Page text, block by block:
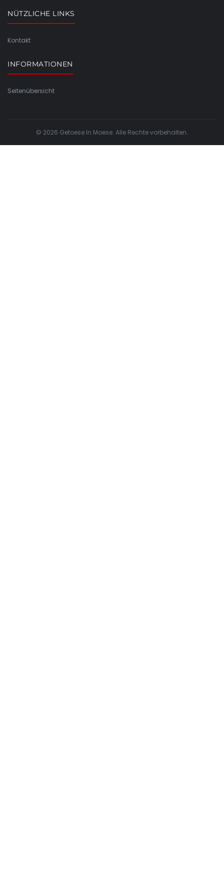
NÜTZLICHE LINKS
Kontakt
INFORMATIONEN
Seitenübersicht
© 2026 Getoese In Moese. Alle Rechte vorbehalten.